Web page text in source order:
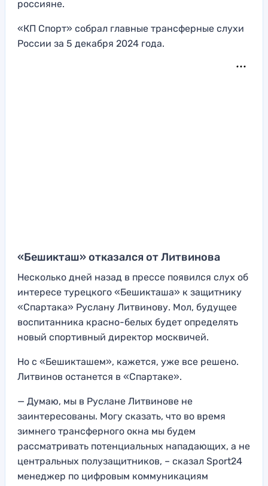
россияне.
«КП Спорт» собрал главные трансферные слухи
России за 5 декабря 2024 года.
«Бешикташ» отказался от Литвинова
Несколько дней назад в прессе появился слух об
интересе турецкого «Бешикташа» к защитнику
«Спартака» Руслану Литвинову. Мол, будущее
воспитанника красно-белых будет определять
новый спортивный директор москвичей.
Но с «Бешикташем», кажется, уже все решено.
Литвинов останется в «Спартаке».
— Думаю, мы в Руслане Литвинове не
заинтересованы. Могу сказать, что во время
зимнего трансферного окна мы будем
рассматривать потенциальных нападающих, а не
центральных полузащитников, – сказал Sport24
менеджер по цифровым коммуникациям